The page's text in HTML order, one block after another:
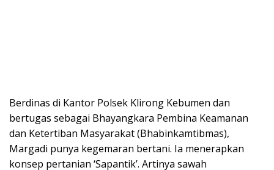
Berdinas di Kantor Polsek Klirong Kebumen dan
bertugas sebagai Bhayangkara Pembina Keamanan
dan Ketertiban Masyarakat (Bhabinkamtibmas),
Margadi punya kegemaran bertani. Ia menerapkan
konsep pertanian ‘Sapantik’. Artinya sawah